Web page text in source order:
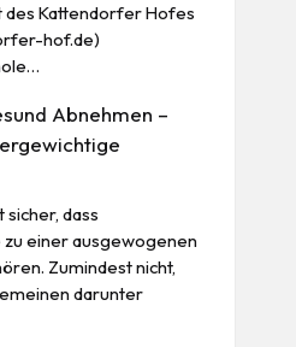
des Kattendorfer Hofes
hof.de)
Abnehmen –
sicher, dass
einer ausgewogenen
Zumindest nicht,
darunter